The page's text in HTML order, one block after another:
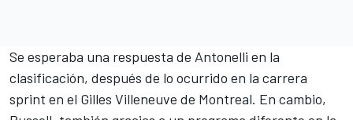
Se esperaba una respuesta de Antonelli en la
clasificación, después de lo ocurrido en la carrera
sprint en el Gilles Villeneuve de Montreal. En cambio,